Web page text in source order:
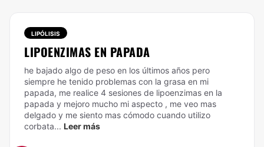
LIPÓLISIS
LIPOENZIMAS EN PAPADA
he bajado algo de peso en los últimos años pero
siempre he tenido problemas con la grasa en mi
papada, me realice 4 sesiones de lipoenzimas en la
papada y mejoro mucho mi aspecto , me veo mas
delgado y me siento mas cómodo cuando utilizo
corbata... Leer más